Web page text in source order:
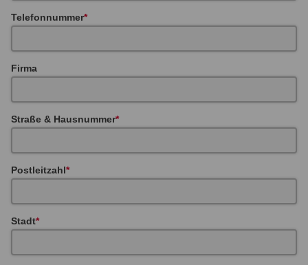
Telefonnummer
Firma
Straße & Hausnummer
Postleitzahl
Stadt